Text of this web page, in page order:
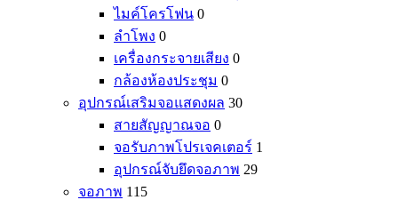
ไมค์โครโฟน 0
ลำโพง 0
เครื่องกระจายเสียง 0
กล้องห้องประชุม 0
อุปกรณ์เสริมจอแสดงผล 30
สายสัญญาณจอ 0
จอรับภาพโปรเจคเตอร์ 1
อุปกรณ์จับยึดจอภาพ 29
จอภาพ 115